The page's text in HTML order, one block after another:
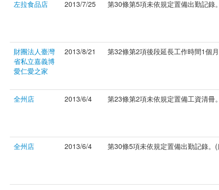
左拉食品店 2013/7/25 第30條第5項未依規定置備出勤記
財團法人臺灣
省私立嘉義博
愛仁愛之家
2013/8/21 第32條第2項後段延長工作時間1個
全州店 2013/6/4 第23條第2項未依規定置備工資清
全州店 2013/6/4 第30條5項未依規定置備出勤記錄